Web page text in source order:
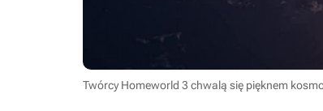
Twórcy Homeworld 3 chwalą się pięknem